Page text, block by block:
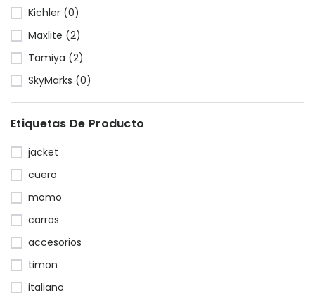
Kichler (0)
Maxlite (2)
Tamiya (2)
SkyMarks (0)
Etiquetas De Producto
jacket
cuero
momo
carros
accesorios
timon
italiano